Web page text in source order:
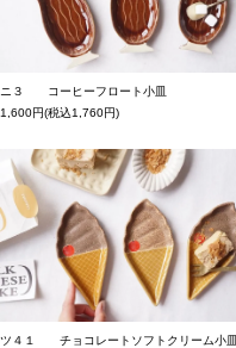
ニ３ コーヒーフロート小皿
1,600円(税込1,760円)
ツ４１ チョコレートソフトクリーム小皿